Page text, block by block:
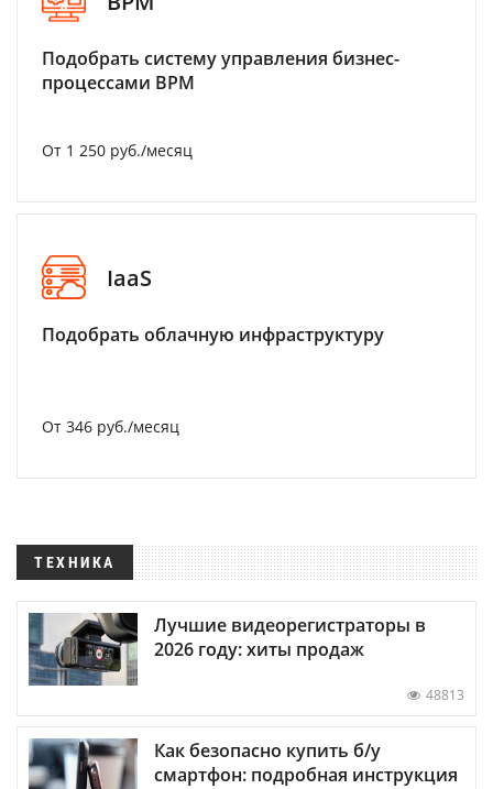
Подобрать систему управления бизнес-
процессами BPM
От 1 250 руб./месяц
IaaS
Подобрать облачную инфраструктуру
От 346 руб./месяц
ТЕХНИКА
Лучшие видеорегистраторы в
2026 году: хиты продаж
48813
Как безопасно купить б/у
смартфон: подробная инструкция